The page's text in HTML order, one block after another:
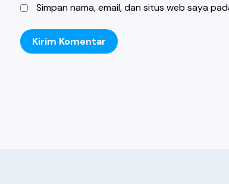
Simpan nama, email, dan situs web saya
Kirim Komentar